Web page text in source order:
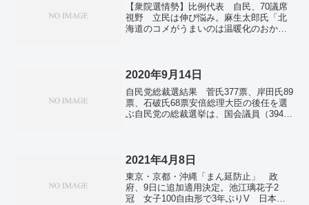
【衆院選情勢】比例代表 自民、70議席
視野 立民は伸び悩み。麻生太郎氏「北
海道のコメがうまいのは温暖化のおか
影響で78万件―20年度。「鬼滅の刃」
滅」は切手シートも。
2020年9月14日
自民党総裁選結果 菅氏377票、岸田氏89
票、石破氏68票安倍総理大臣の後任を選
ぶ自民党の総裁選挙は、国会議員（394
有効投...
2021年4月8日
東京・京都・沖縄「まん延防止」 政
府、9日に追加適用決定。池江璃花子2
冠 女子100自由形で3年ぶりV 日本選